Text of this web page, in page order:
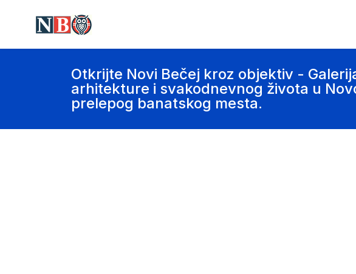
Otkrijte Novi Bečej kroz objektiv -
arhitekture i svakodnevnog života u
prelepog banatskog mesta.